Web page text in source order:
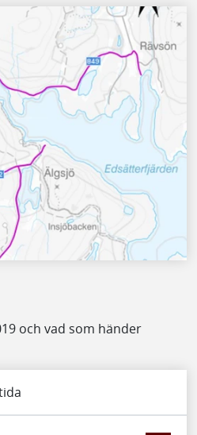
och vad som händer